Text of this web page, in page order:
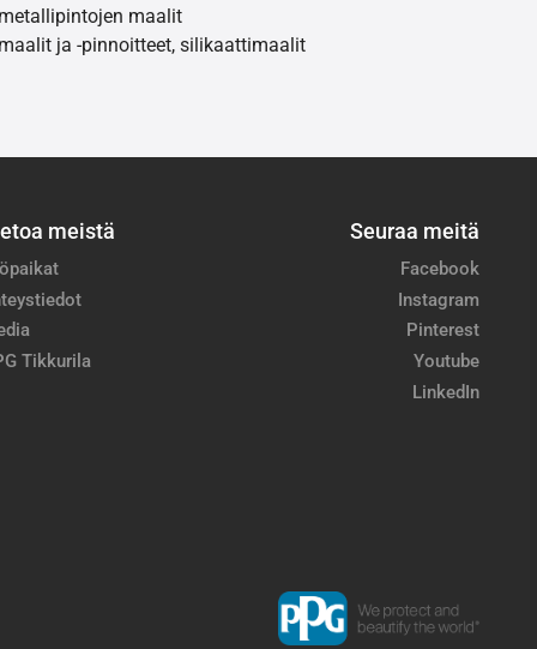
maalit
ja -pinnoitteet, silikaattimaalit
meistä
Tikkurila
Seuraa meitä
Facebook
Instagram
Pinterest
Youtube
LinkedIn